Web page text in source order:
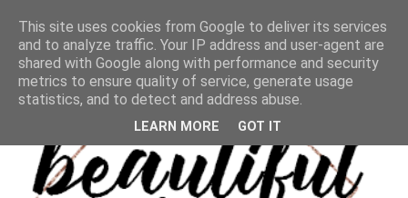
This site uses cookies from Google to deliver its services
and to analyze traffic. Your IP address and user-agent are
shared with Google along with performance and security
metrics to ensure quality of service, generate usage
statistics, and to detect and address abuse.
LEARN MORE GOT IT